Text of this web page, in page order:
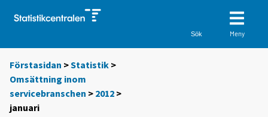
Sök Meny
Förstasidan >Statistik >
Omsättning inom
servicebranschen > 2012 >
januari